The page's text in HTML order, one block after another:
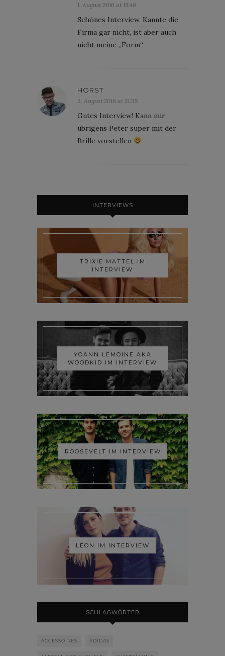
1. August 2016 at 15:46
Schönes Interview. Kannte die
Firma gar nicht, ist aber auch
nicht meine „Form“.
HORST
3. August 2016 at 21:35
Gutes Interview! Kann mir
übrigens Peter super mit der
Brille vorstellen
INTERVIEWS
TRIXIE MATTEL IM
INTERVIEW
YOANN LEMOINE AKA
WOODKID IM INTERVIEW
ROOSEVELT IM INTERVIEW
LÉON IM INTERVIEW
SCHLAGWÖRTER
ACCESSOIRES ADIDAS